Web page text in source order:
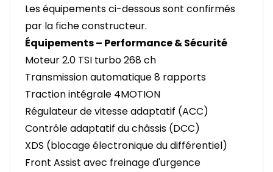
Les équipements ci-dessous sont confirmés
par la fiche constructeur.
Équipements – Performance & Sécurité
Moteur 2.0 TSI turbo 268 ch
Transmission automatique 8 rapports
Traction intégrale 4MOTION
Régulateur de vitesse adaptatif (ACC)
Contrôle adaptatif du châssis (DCC)
XDS (blocage électronique du différentiel)
Front Assist avec freinage d'urgence